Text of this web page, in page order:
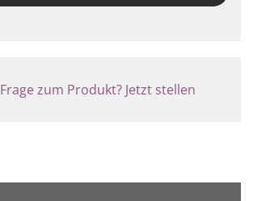
Frage zum Produkt? Jetzt stellen